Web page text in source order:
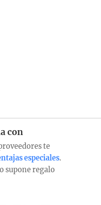
con
te
especiales.
supone regalo